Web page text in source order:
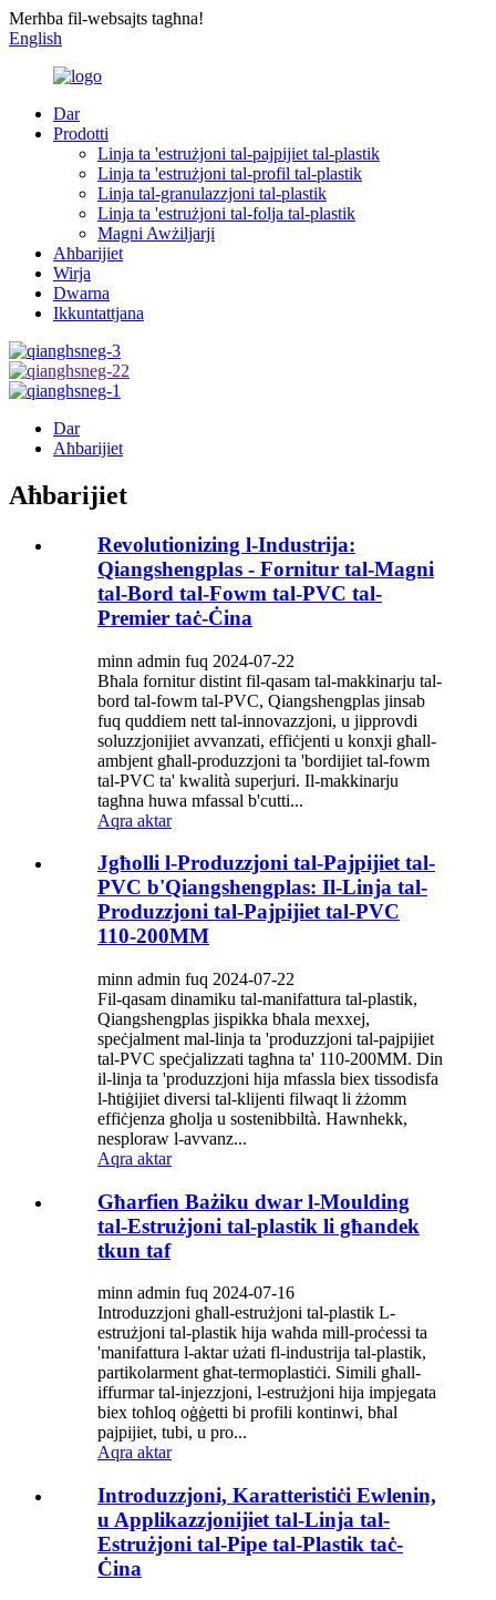
Merħba fil-websajts tagħna!
English
Dar
Prodotti
Linja ta 'estrużjoni tal-pajpijiet tal-plastik
Linja ta 'estrużjoni tal-profil tal-plastik
Linja tal-granulazzjoni tal-plastik
Linja ta 'estrużjoni tal-folja tal-plastik
Magni Awżiljarji
Aħbarijiet
Wirja
Dwarna
Ikkuntattjana
Dar
Aħbarijiet
Aħbarijiet
Revolutionizing l-Industrija:
Qiangshengplas - Fornitur tal-Magni
tal-Bord tal-Fowm tal-PVC tal-
Premier taċ-Ċina
minn admin fuq 2024-07-22
Bħala fornitur distint fil-qasam tal-makkinarju tal-
bord tal-fowm tal-PVC, Qiangshengplas jinsab
fuq quddiem nett tal-innovazzjoni, u jipprovdi
soluzzjonijiet avvanzati, effiċjenti u konxji għall-
ambjent għall-produzzjoni ta 'bordijiet tal-fowm
tal-PVC ta' kwalità superjuri. Il-makkinarju
tagħna huwa mfassal b'cutti...
Aqra aktar
Jgħolli l-Produzzjoni tal-Pajpijiet tal-
PVC b'Qiangshengplas: Il-Linja tal-
Produzzjoni tal-Pajpijiet tal-PVC
110-200MM
minn admin fuq 2024-07-22
Fil-qasam dinamiku tal-manifattura tal-plastik,
Qiangshengplas jispikka bħala mexxej,
speċjalment mal-linja ta 'produzzjoni tal-pajpijiet
tal-PVC speċjalizzati tagħna ta' 110-200MM. Din
il-linja ta 'produzzjoni hija mfassla biex tissodisfa
l-ħtiġijiet diversi tal-klijenti filwaqt li żżomm
effiċjenza għolja u sostenibbiltà. Hawnhekk,
nesploraw l-avvanz...
Aqra aktar
Għarfien Bażiku dwar l-Moulding
tal-Estrużjoni tal-plastik li għandek
tkun taf
minn admin fuq 2024-07-16
Introduzzjoni għall-estrużjoni tal-plastik L-
estrużjoni tal-plastik hija waħda mill-proċessi ta
'manifattura l-aktar użati fl-industrija tal-plastik,
partikolarment għat-termoplastiċi. Simili għall-
iffurmar tal-injezzjoni, l-estrużjoni hija impjegata
biex toħloq oġġetti bi profili kontinwi, bħal
pajpijiet, tubi, u pro...
Aqra aktar
Introduzzjoni, Karatteristiċi Ewlenin,
u Applikazzjonijiet tal-Linja tal-
Estrużjoni tal-Pipe tal-Plastik taċ-
Ċina